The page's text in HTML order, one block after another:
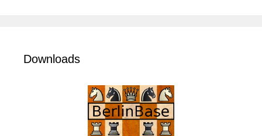
Downloads